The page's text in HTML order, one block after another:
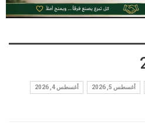
أغسطس 5, 2026 أغسطس 4, 2026